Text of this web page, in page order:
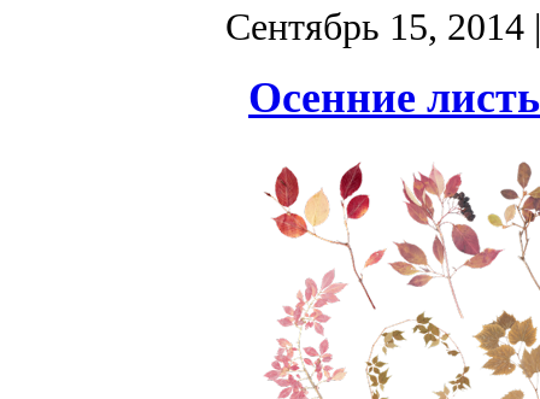
Сентябрь 15, 2014
Осенние